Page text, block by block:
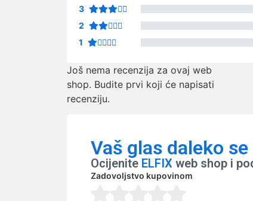
3
2
1
Još nema recenzija za ovaj web
shop. Budite prvi koji će napisati
recenziju.
Vaš glas daleko
Ocijenite ELFIX web shop i
Zadovoljstvo kupovinom